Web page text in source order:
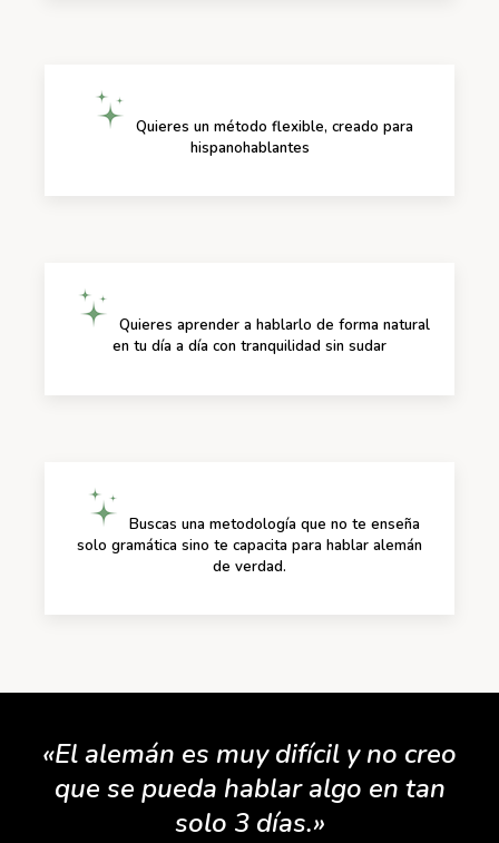
Quieres un método flexible, creado para
hispanohablantes
Quieres aprender a hablarlo de forma natural
en tu día a día con tranquilidad sin sudar
Buscas una metodología que no te enseña
solo gramática sino te capacita para hablar alemán
de verdad.
«El alemán es muy difícil y no creo
que se pueda hablar algo en tan
solo 3 días.»